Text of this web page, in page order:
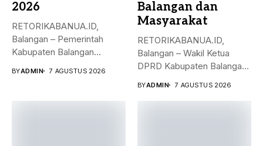
2026
RETORIKABANUA.ID,
Balangan – Pemerintah
Kabupaten Balangan
BYADMIN 7 AGUSTUS 2026
Balangan dan
Masyarakat
RETORIKABANUA.ID,
Balangan – Wakil Ketua
DPRD Kabupaten Balangan,
BYADMIN 7 AGUSTUS 2026